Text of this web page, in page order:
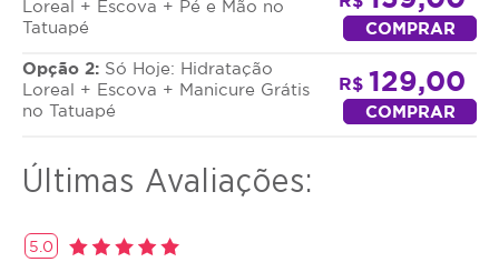
profissional para realçar o resultado da
Manicure e Pedicure: corte, cutilagem e
esmaltação impecável para pés e mãos bem
cuidados.
Válido deterça a quinta-
, dependendo da oferta
escolhida.
Loreal + Escova + Pé e Mão no
Tatuapé
COMPRAR
Opção 2: Só Hoje: Hidratação
Loreal + Escova + Manicure Grátis
no Tatuapé
R$ 129,00
COMPRAR
Últimas Avaliações:
5.0